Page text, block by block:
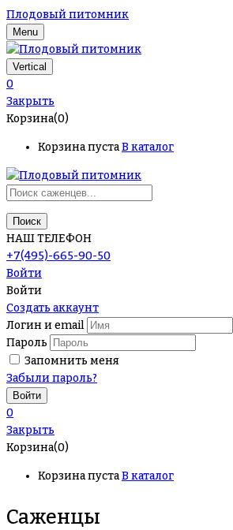
Плодовый питомник
Menu
Vertical
0
Закрыть
Корзина(0)
Корзина пустаВ каталог
Поиск
НАШ ТЕЛЕФОН
+7(495)-665-90-50
Войти
Войти
Создать аккаунт
Логин и email
Пароль
Запомнить меня
Забыли пароль?
0
Закрыть
Корзина(0)
Корзина пустаВ каталог
Саженцы